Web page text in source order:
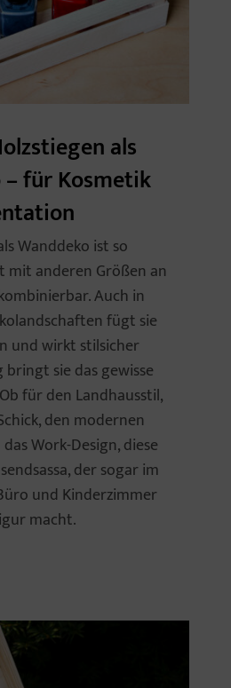
als
für Kosmetik
Wanddeko ist so
mit anderen Größen an
Auch in
fügt sie
und wirkt stilsicher
sie das gewisse
für den Landhausstil,
den modernen
Work-Design, diese
der sogar im
und Kinderzimmer
macht.